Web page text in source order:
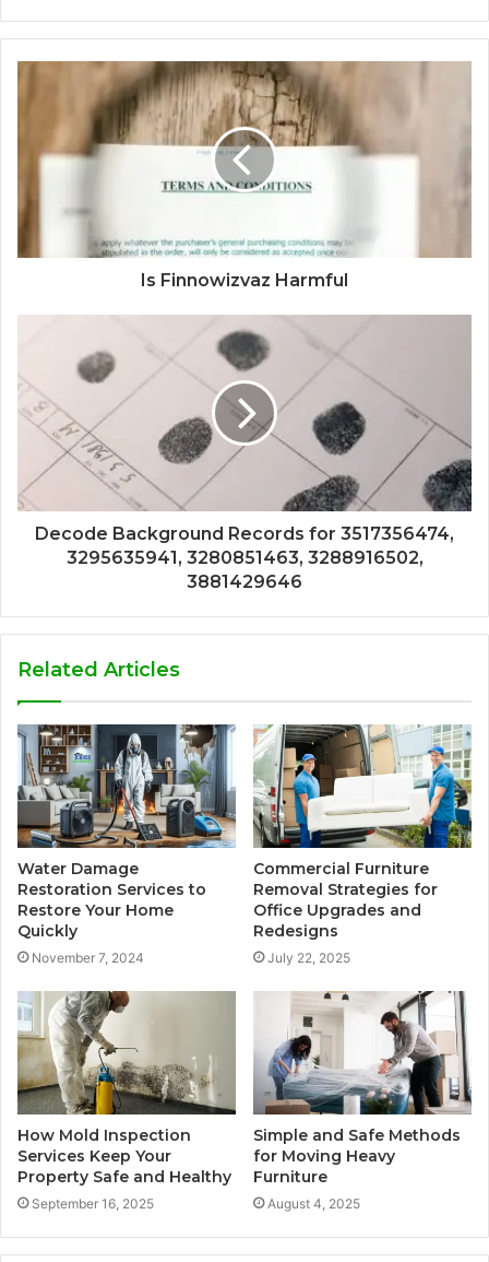
Is Finnowizvaz Harmful
Decode Background Records for 3517356474,
3295635941, 3280851463, 3288916502,
3881429646
Related Articles
Water Damage
Restoration Services to
Restore Your Home
Quickly
November 7, 2024
Commercial Furniture
Removal Strategies for
Office Upgrades and
Redesigns
July 22, 2025
How Mold Inspection
Services Keep Your
Property Safe and Healthy
September 16, 2025
Simple and Safe Methods
for Moving Heavy
Furniture
August 4, 2025